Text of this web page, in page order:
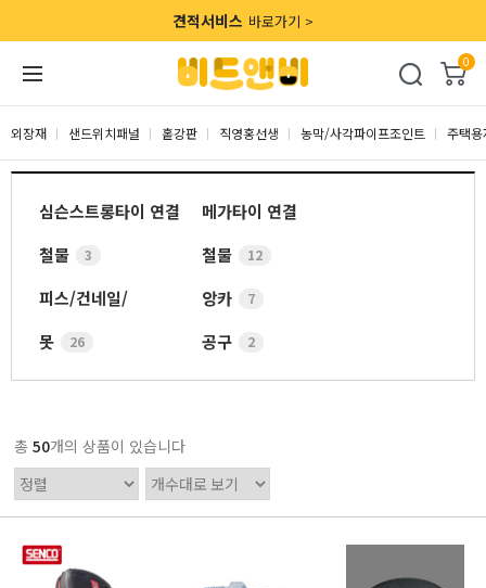
견적서비스 바로가기 >
0
외장재 샌드위치패널 홑강판 직영홍선생 농막/사각파이프조인트 주택용
심슨스트롱타이 연결
철물
3
메가타이 연결
철물
12
피스/건네일/
못
26
앙카 7
공구 2
총50개의 상품이 있습니다